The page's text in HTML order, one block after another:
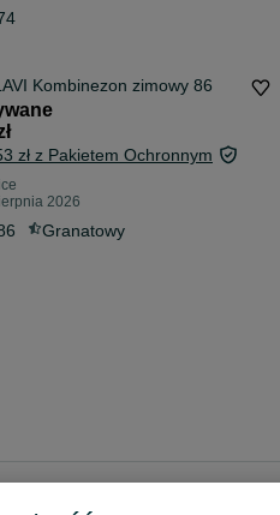
Kombinezon zimowy 86
zł z Pakietem Ochronnym
2026
Granatowy